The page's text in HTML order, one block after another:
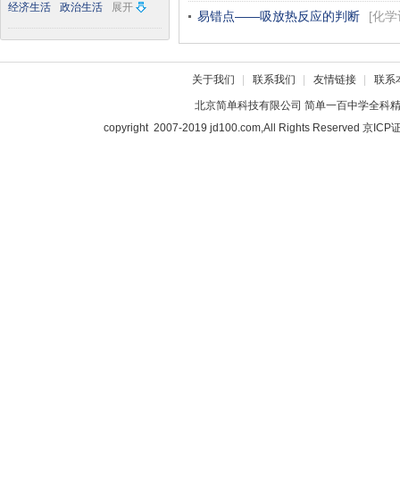
经济生活 政治生活 展开
易错点——吸放热反应的判断
[化学
关于我们 联系我们 友情链接 联系
北京简单科技有限公司 简单一百中学全科
copyright 2007-2019 jd100.com,All Rights Reserved 京ICP